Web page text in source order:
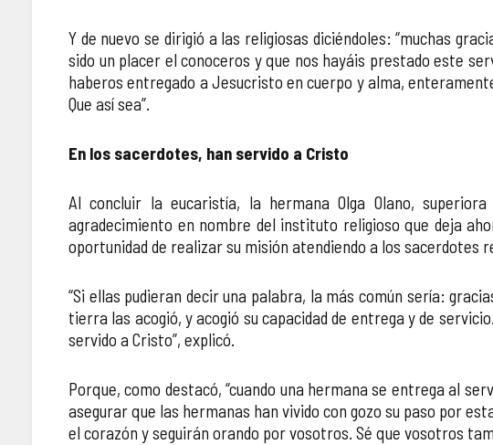
Y de nuevo se dirigió a las religiosas diciéndoles: “muchas
sido un placer el conoceros y que nos hayáis prestado este
haberos entregado a Jesucristo en cuerpo y alma,
Que así sea”.
En los sacerdotes, han servido a Cristo
Al concluir la eucaristía, la hermana Olga Olano,
agradecimiento en nombre del instituto religioso que deja
oportunidad de realizar su misión atendiendo a los sacerdotes
“Si ellas pudieran decir una palabra, la más común sería:
tierra las acogió, y acogió su capacidad de entrega y de
servido a Cristo”, explicó.
Porque, como destacó, “cuando una hermana se entrega al
asegurar que las hermanas han vivido con gozo su paso por
el corazón y seguirán orando por vosotros. Sé que vosotros